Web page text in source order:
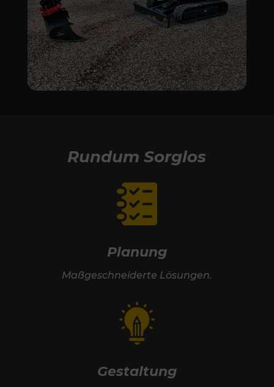
Rundum Sorglos
Planung
Maßgeschneiderte Lösungen.
Gestaltung